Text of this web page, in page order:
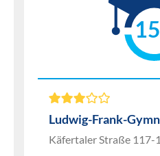
Ludwig-Frank-
Käfertaler Straße 117-